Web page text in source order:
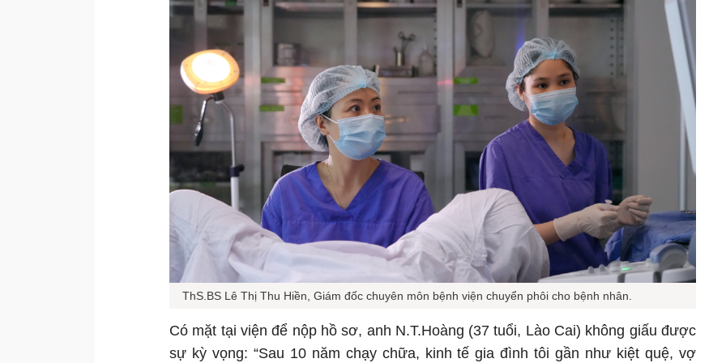
ThS.BS Lê Thị Thu Hiền, Giám đốc chuyên môn bệnh viện chuyển phôi cho bệnh nhân.
Có mặt tại viện để nộp hồ sơ, anh N.T.Hoàng (37 tuổi, Lào Cai) không giấu được
sự kỳ vọng: “Sau 10 năm chạy chữa, kinh tế gia đình tôi gần như kiệt quệ, vợ